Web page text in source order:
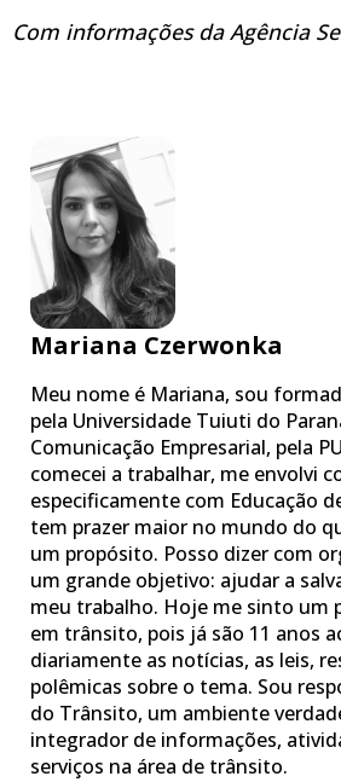
Com informações da Agência
Mariana Czerwonka
Meu nome é Mariana, sou
pela Universidade Tuiuti do
Comunicação Empresarial, pela
comecei a trabalhar, me envolvi
especificamente com Educação
tem prazer maior no mundo do
um propósito. Posso dizer com
um grande objetivo: ajudar a
meu trabalho. Hoje me sinto um
em trânsito, pois já são 11 anos
diariamente as notícias, as leis,
polêmicas sobre o tema. Sou
do Trânsito, um ambiente
integrador de informações,
serviços na área de trânsito.